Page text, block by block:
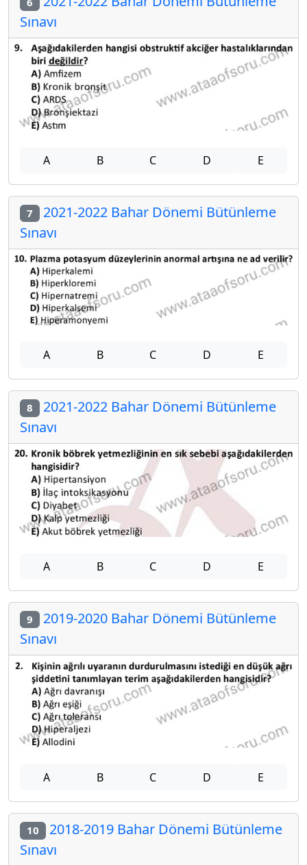
Sınavı
A B C D E
7 2021-2022 Bahar Dönemi Bütünleme
Sınavı
A B C D E
8 2021-2022 Bahar Dönemi Bütünleme
Sınavı
A B C D E
9 2019-2020 Bahar Dönemi Bütünleme
Sınavı
A B C D E
10 2018-2019 Bahar Dönemi Bütünleme
Sınavı